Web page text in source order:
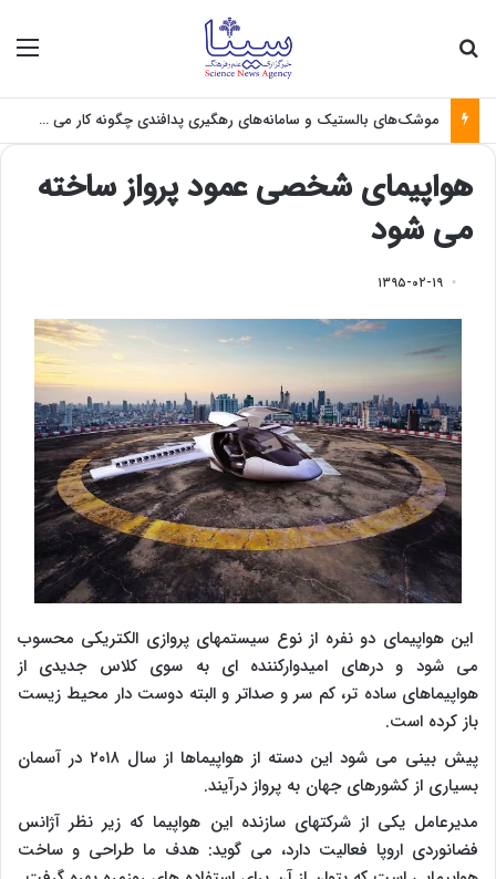
موشک‌های بالستیک و سامانه‌های رهگیری پدافندی چگونه کار می کنند؟
هواپیمای شخصی عمود پرواز ساخته
می شود
۱۳۹۵-۰۲-۱۹
این هواپیمای دو نفره از نوع سیستمهای پروازی الکتریکی محسوب
می شود و درهای امیدوارکننده ای به سوی کلاس جدیدی از
هواپیماهای ساده تر، کم سر و صداتر و البته دوست دار محیط زیست
باز کرده است.
پیش بینی می شود این دسته از هواپیماها از سال ۲۰۱۸ در آسمان
بسیاری از کشورهای جهان به پرواز درآیند.
مدیرعامل یکی از شرکتهای سازنده این هواپیما که زیر نظر آژانس
فضانوردی اروپا فعالیت دارد، می گوید: هدف ما طراحی و ساخت